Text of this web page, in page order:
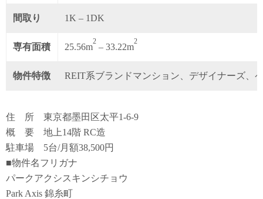
間取り 1K – 1DK
専有面積 25.56m
2
– 33.22m
2
物件特徴 REIT系ブランドマンション、デザイナーズ、
住 所 東京都墨田区太平1-6-9
概 要 地上14階 RC造
駐車場 5台/月額38,500円
■物件名フリガナ
パークアクシスキンシチョウ
Park Axis 錦糸町